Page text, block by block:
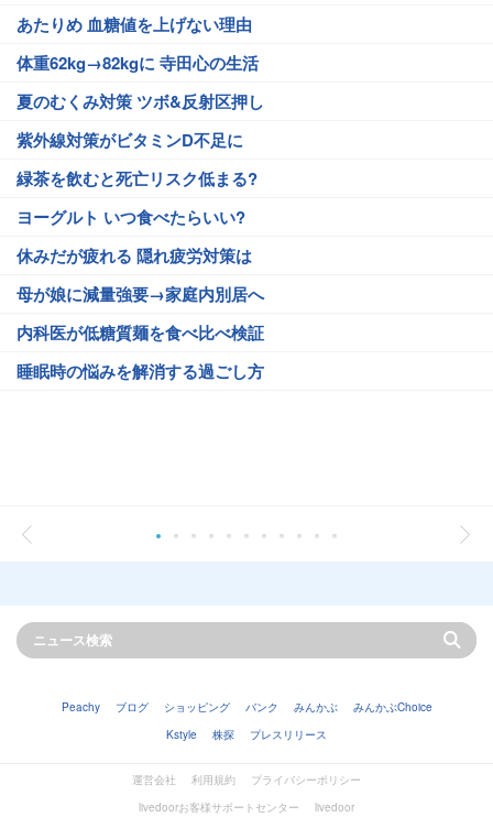
あたりめ 血糖値を上げない理由
体重62kg→82kgに 寺田心の生活
夏のむくみ対策 ツボ&反射区押し
紫外線対策がビタミンD不足に
緑茶を飲むと死亡リスク低まる?
ヨーグルト いつ食べたらいい?
休みだが疲れる 隠れ疲労対策は
母が娘に減量強要→家庭内別居へ
内科医が低糖質麺を食べ比べ検証
睡眠時の悩みを解消する過ごし方
Peachy ブログ ショッピング バンク みんかぶ
みんかぶChoice
Kstyle
株探 プレスリリース
運営会社 利用規約
プライバシーポリシー
livedoorお客様サポートセンター
livedoor